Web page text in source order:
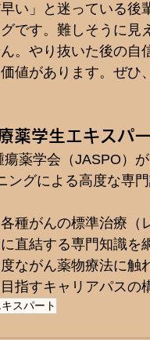
い」と迷っている
です。難しそうに
。やり抜いた後の
値があります。ぜひ
薬学生エキスパ
薬学会（JASPO）
ングによる高度な専
種がんの標準治療
直結する専門知識を
ながん薬物療法に
指すキャリアパスの
スパート